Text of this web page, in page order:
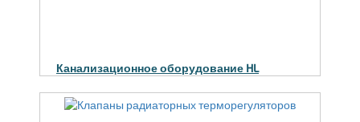
Канализационное оборудование HL